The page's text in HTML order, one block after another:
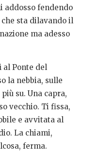
addosso fendendo
che sta dilavando il
ma adesso
al Ponte del
la nebbia, sulle
su. Una capra,
vecchio. Ti fissa,
e avvitata al
La chiami,
ferma.